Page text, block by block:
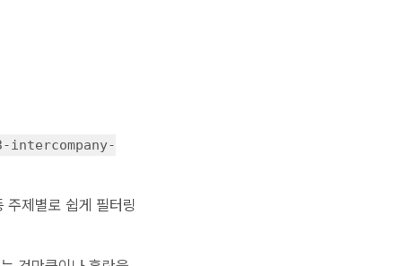
intercompany-
주제별로 쉽게 필터링